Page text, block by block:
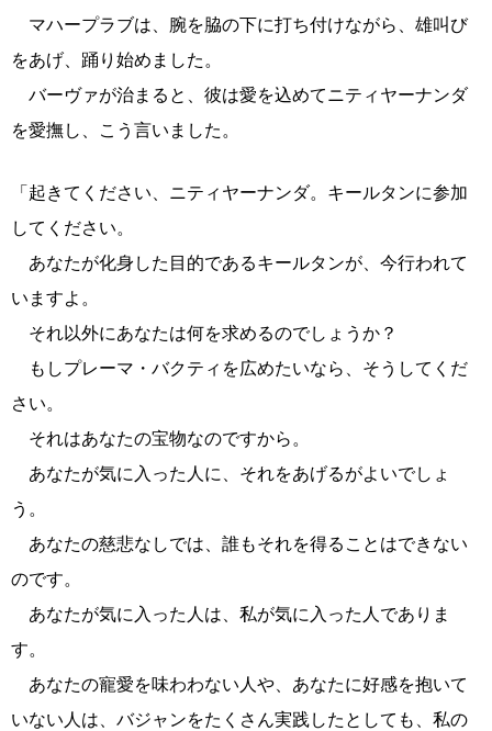
マハープラブは、腕を脇の下に打ち付けながら、雄叫び
をあげ、踊り始めました。
バーヴァが治まると、彼は愛を込めてニティヤーナンダ
を愛撫し、こう言いました。
「起きてください、ニティヤーナンダ。キールタンに参加
してください。
あなたが化身した目的であるキールタンが、今行われて
いますよ。
それ以外にあなたは何を求めるのでしょうか？
もしプレーマ・バクティを広めたいなら、そうしてくだ
さい。
それはあなたの宝物なのですから。
あなたが気に入った人に、それをあげるがよいでしょ
う。
あなたの慈悲なしでは、誰もそれを得ることはできない
のです。
あなたが気に入った人は、私が気に入った人でありま
す。
あなたの寵愛を味わわない人や、あなたに好感を抱いて
いない人は、バジャンをたくさん実践したとしても、私の